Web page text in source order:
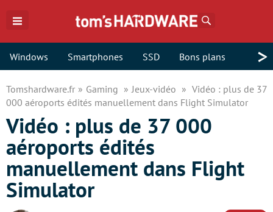
Windows Smartphones SSD Bons plans >
Tomshardware.fr Gaming Jeux-vidéo
Vidéo : plus de 37
000 aéroports édités manuellement dans Flight Simulator
Vidéo : plus de 37 000
aéroports édités
manuellement dans Flight
Simulator